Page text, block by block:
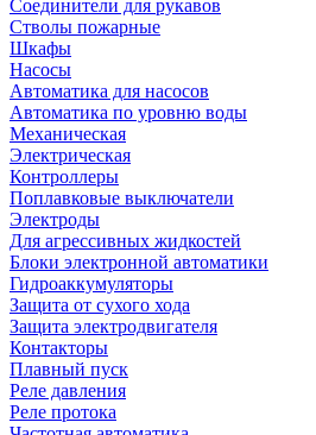
Соединители для рукавов
Стволы пожарные
Шкафы
Насосы
Автоматика для насосов
Автоматика по уровню воды
Механическая
Электрическая
Контроллеры
Поплавковые выключатели
Электроды
Для агрессивных жидкостей
Блоки электронной автоматики
Гидроаккумуляторы
Защита от сухого хода
Защита электродвигателя
Контакторы
Плавный пуск
Реле давления
Реле протока